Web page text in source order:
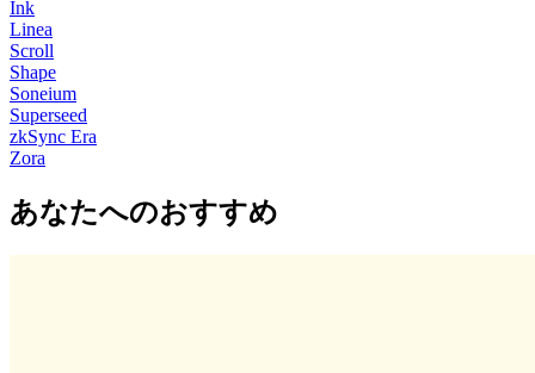
Ink
Linea
Scroll
Shape
Soneium
Superseed
zkSync Era
Zora
あなたへのおすすめ